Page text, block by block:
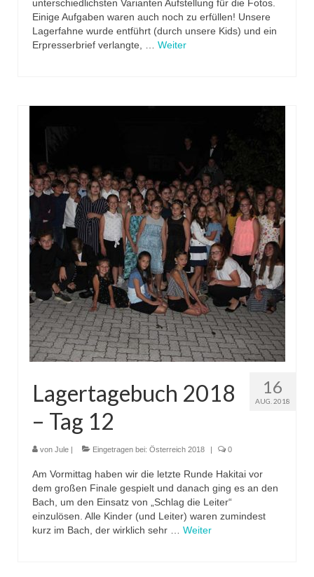
unterschiedlichsten Varianten Aufstellung für die Fotos.
Einige Aufgaben waren auch noch zu erfüllen! Unsere
Lagerfahne wurde entführt (durch unsere Kids) und ein
Erpresserbrief verlangte, … Weiter
16
AUG. 2018
Lagertagebuch 2018
– Tag 12
von Jule | Eingetragen bei: Österreich 2018 | 0
Am Vormittag haben wir die letzte Runde Hakitai vor
dem großen Finale gespielt und danach ging es an den
Bach, um den Einsatz von „Schlag die Leiter“
einzulösen. Alle Kinder (und Leiter) waren zumindest
kurz im Bach, der wirklich sehr … Weiter